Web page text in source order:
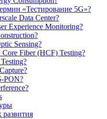
«Тестирование 5G»?
Data Center?
Experience Monitoring?
Sensing?
Fiber (HCF) Testing?
PON?
развития